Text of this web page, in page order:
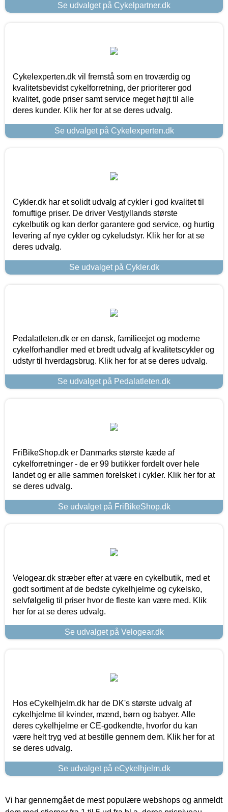
Se udvalget på Cykelpartner.dk
Cykelexperten.dk vil fremstå som en troværdig og
kvalitetsbevidst cykelforretning, der prioriterer god
kvalitet, gode priser samt service meget højt til alle
deres kunder. Klik her for at se deres udvalg.
Se udvalget på Cykelexperten.dk
Cykler.dk har et solidt udvalg af cykler i god kvalitet til
fornuftige priser. De driver Vestjyllands største
cykelbutik og kan derfor garantere god service, og hurtig
levering af nye cykler og cykeludstyr. Klik her for at se
deres udvalg.
Se udvalget på Cykler.dk
Pedalatleten.dk er en dansk, familieejet og moderne
cykelforhandler med et bredt udvalg af kvalitetscykler og
udstyr til hverdagsbrug. Klik her for at se deres udvalg.
Se udvalget på Pedalatleten.dk
FriBikeShop.dk er Danmarks største kæde af
cykelforretninger - de er 99 butikker fordelt over hele
landet og er alle sammen forelsket i cykler. Klik her for at
se deres udvalg.
Se udvalget på FriBikeShop.dk
Velogear.dk stræber efter at være en cykelbutik, med et
godt sortiment af de bedste cykelhjelme og cykelsko,
selvfølgelig til priser hvor de fleste kan være med. Klik
her for at se deres udvalg.
Se udvalget på Velogear.dk
Hos eCykelhjelm.dk har de DK's største udvalg af
cykelhjelme til kvinder, mænd, børn og babyer. Alle
deres cykelhjelme er CE-godkendte, hvorfor du kan
være helt tryg ved at bestille gennem dem. Klik her for at
se deres udvalg.
Se udvalget på eCykelhjelm.dk
Vi har gennemgået de mest populære webshops og anmeldt